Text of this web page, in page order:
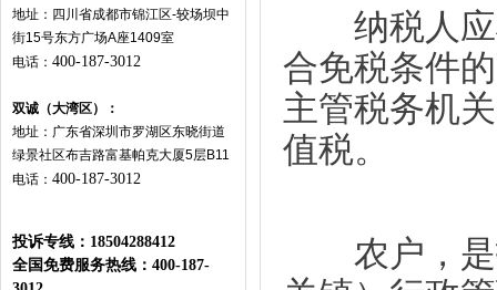
地址：四川省成都市锦江区-较场坝中
街15号东方广场A座1409室
电话： 400-187-3012
双诚（大湾区）：
地址：广东省深圳市罗湖区东晓街道
绿景社区布吉路富基帕克大厦5层B11
电话： 400-187-3012
投诉专线： 18504288412
全国免费服务热线：400-187-
纳税人应
合免税条件
主管税务机
值税。
农户，是